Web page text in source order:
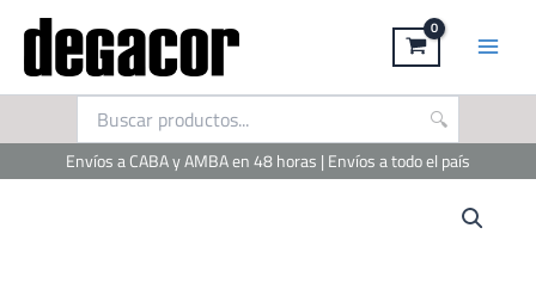
contenido
Envíos a CABA y AMBA en 48 horas | Envíos a todo el país